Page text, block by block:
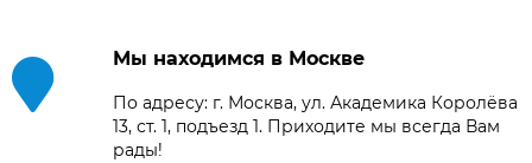
Мы находимся в Москве
По адресу: г. Москва, ул. Академика Королёва
13, ст. 1, подъезд 1. Приходите мы всегда Вам
рады!